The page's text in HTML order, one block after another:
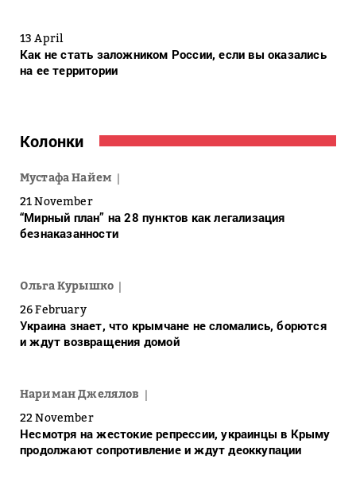
13 April
Как не стать заложником России, если вы оказались
на ее территории
Колонки
Мустафа Найем
21 November
“Мирный план” на 28 пунктов как легализация
безнаказанности
Ольга Курышко
26 February
Украина знает, что крымчане не сломались, борются
и ждут возвращения домой
Нариман Джелялов
22 November
Несмотря на жестокие репрессии, украинцы в Крыму
продолжают сопротивление и ждут деоккупации